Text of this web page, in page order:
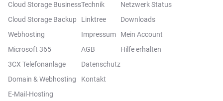
Cloud Storage Business
Cloud Storage Backup
Webhosting
Microsoft 365
3CX Telefonanlage
Domain & Webhosting
E-Mail-Hosting
Technik
Linktree
Impressum
AGB
Datenschutz
Kontakt
Netzwerk Status
Downloads
Mein Account
Hilfe erhalten